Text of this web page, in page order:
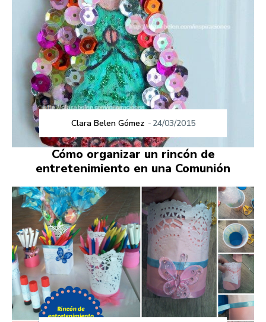
Clara Belen Gómez - 24/03/2015
Cómo organizar un rincón de
entretenimiento en una Comunión